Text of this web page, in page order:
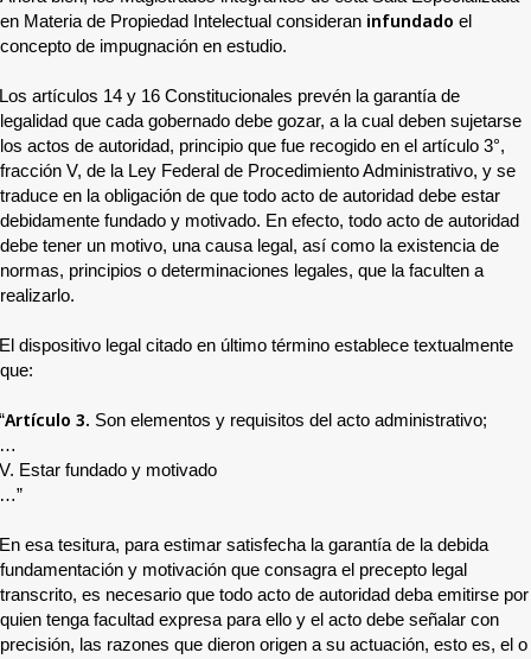
en Materia de Propiedad Intelectual consideran infundado el
concepto de impugnación en estudio.
Los artículos 14 y 16 Constitucionales prevén la garantía de
legalidad que cada gobernado debe gozar, a la cual deben sujetarse
los actos de autoridad, principio que fue recogido en el artículo 3°,
fracción V, de la Ley Federal de Procedimiento Administrativo, y se
traduce en la obligación de que todo acto de autoridad debe estar
debidamente fundado y motivado. En efecto, todo acto de autoridad
debe tener un motivo, una causa legal, así como la existencia de
normas, principios o determinaciones legales, que la faculten a
realizarlo.
El dispositivo legal citado en último término establece textualmente
que:
“Artículo 3. Son elementos y requisitos del acto administrativo;
…
V. Estar fundado y motivado
…”
En esa tesitura, para estimar satisfecha la garantía de la debida
fundamentación y motivación que consagra el precepto legal
transcrito, es necesario que todo acto de autoridad deba emitirse por
quien tenga facultad expresa para ello y el acto debe señalar con
precisión, las razones que dieron origen a su actuación, esto es, el o